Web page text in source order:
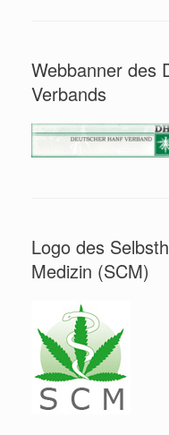
Webbanner des
Verbands
Logo des
Medizin (SCM)